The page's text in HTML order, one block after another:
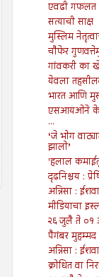
पुरोगामी चळवळींना
7/19/2024
एवढी गफलत
सत्याची साक्ष
मुस्लिम
चौफेर
गांवकरी का
येवला
भारत आणि
एसआयओने केले
...
‘जे भोग
झालो’
'हलाल
दृढनिश्चय :
अन्निसा :
मीडियाचा
२६ जुलै ते ०१
पैगंबर मुहम्मद
अन्निसा :
क्रोधित वा